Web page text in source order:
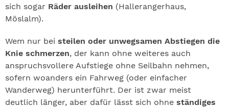
sich sogar Räder ausleihen (Hallerangerhaus,
Möslalm).
Wem nur bei steilen oder unwegsamen Abstiegen die
Knie schmerzen, der kann ohne weiteres auch
anspruchsvollere Aufstiege ohne Seilbahn nehmen,
sofern woanders ein Fahrweg (oder einfacher
Wanderweg) herunterführt. Der ist zwar meist
deutlich länger, aber dafür lässt sich ohne ständiges